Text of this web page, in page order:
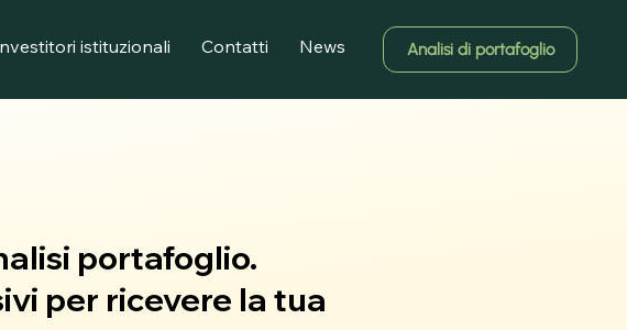
istituzionali Contatti News Analisi di portafoglio
portafoglio.
per ricevere la tua